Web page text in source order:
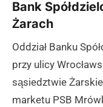
Bank
Żarach
Oddział Banku
przy ulicy
sąsiedztwie
marketu PSB